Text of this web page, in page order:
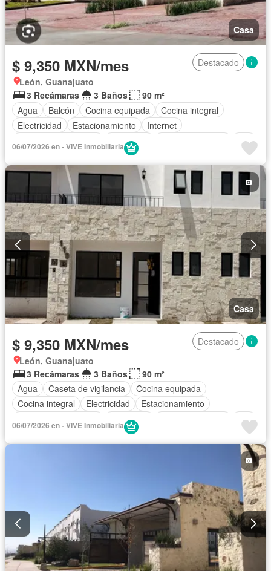
Casa
$ 9,350 MXN/mes
Destacado
León, Guanajuato
3 Recámaras
3 Baños
90 m²
Agua
Balcón Cocina equipada
Cocina integral
Electricidad
Estacionamiento
Internet
Seguridad
Wifi
06/07/2026 en - VIVE Inmobiliaria
Casa
$ 9,350 MXN/mes
Destacado
León, Guanajuato
3 Recámaras
3 Baños
90 m²
Agua
Caseta de vigilancia
Cocina equipada
Cocina integral
Electricidad
Estacionamiento
Seguridad Wifi
06/07/2026 en - VIVE Inmobiliaria